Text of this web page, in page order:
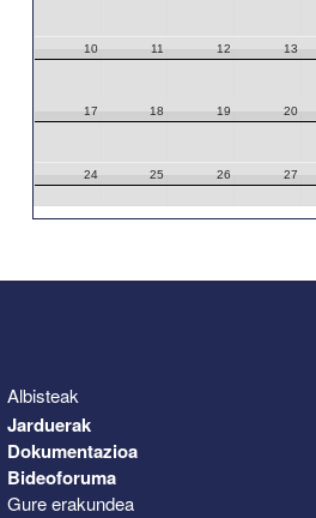
10 11 12 13
17 18 19 20
24 25 26 27
Albisteak
Jarduerak
Dokumentazioa
Bideoforuma
Gure erakundea